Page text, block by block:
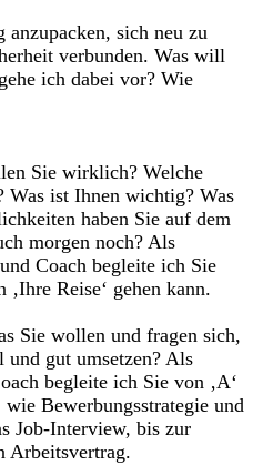
anzupacken, sich neu zu
verbunden. Was will
ich dabei vor? Wie
Sie wirklich? Welche
Was ist Ihnen wichtig? Was
haben Sie auf dem
morgen noch? Als
Coach begleite ich Sie
Reise‘ gehen kann.
Sie wollen und fragen sich,
und gut umsetzen? Als
begleite ich Sie von ‚A‘
Bewerbungsstrategie und
Job-Interview, bis zur
Arbeitsvertrag.